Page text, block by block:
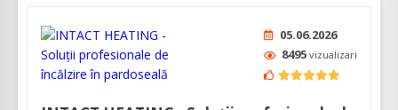
05.06.2026
8495 vizualizari